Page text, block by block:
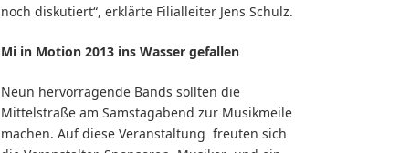
noch diskutiert“, erklärte Filialleiter Jens Schulz.
Mi in Motion 2013 ins Wasser gefallen
Neun hervorragende Bands sollten die
Mittelstraße am Samstagabend zur Musikmeile
machen. Auf diese Veranstaltung freuten sich